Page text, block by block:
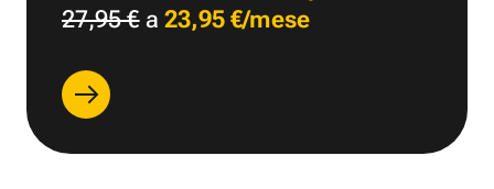
27,95 €a 23,95 €/mese